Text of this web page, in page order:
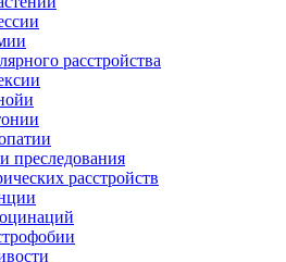
расстройства
преследования
расстройств